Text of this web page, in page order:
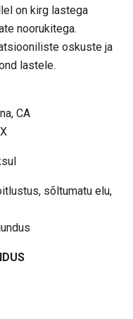
on kirg lastega
noorukitega.
oskuste ja
lastele.
CA
sõltumatu elu,